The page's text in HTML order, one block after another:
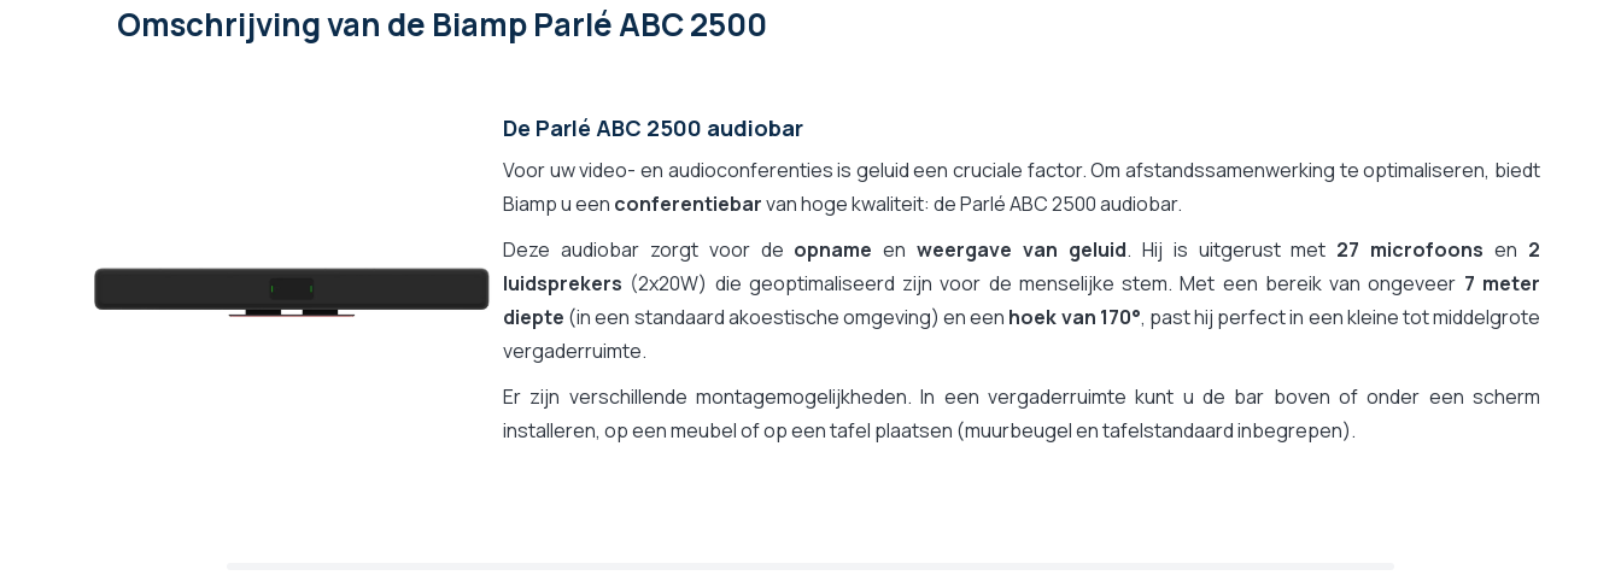
Omschrijvingvan de Biamp Parlé ABC 2500
De Parlé ABC 2500 audiobar
Voor uw video- en audioconferenties is geluid een cruciale factor. Om afstandssamenwerking te optimaliseren, biedt
Biamp u een conferentiebarvan hoge kwaliteit: de Parlé ABC 2500 audiobar.
Deze audiobar zorgt voor de opname enweergave van geluid. Hij is uitgerust met 27 microfoons en 2
luidsprekers (2x20W) die geoptimaliseerd zijn voor de menselijke stem. Met een bereik van ongeveer 7 meter
diepte (in een standaard akoestische omgeving) en een hoek van 170°, past hij perfect in een kleine tot middelgrote
vergaderruimte.
Er zijn verschillende montagemogelijkheden. In een vergaderruimte kunt u de bar boven of onder een scherm
installeren, op een meubel of op een tafel plaatsen (muurbeugel en tafelstandaard inbegrepen).